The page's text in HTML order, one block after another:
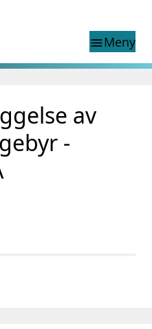
menuMeny
in English
home page
av
-